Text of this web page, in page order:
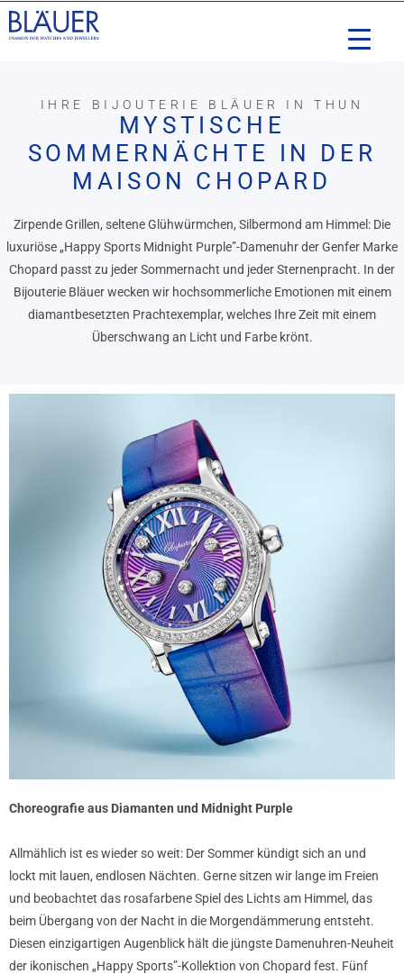
IHRE BIJOUTERIE BLÄUER IN THUN
MYSTISCHE
SOMMERNÄCHTE IN DER
MAISON CHOPARD
Zirpende Grillen, seltene Glühwürmchen, Silbermond am Himmel: Die
luxuriöse „Happy Sports Midnight Purple”-Damenuhr der Genfer Marke
Chopard passt zu jeder Sommernacht und jeder Sternenpracht. In der
Bijouterie Bläuer wecken wir hochsommerliche Emotionen mit einem
diamantbesetzten Prachtexemplar, welches Ihre Zeit mit einem
Überschwang an Licht und Farbe krönt.
Choreografie aus Diamanten und Midnight Purple
Allmählich ist es wieder so weit: Der Sommer kündigt sich an und
lockt mit lauen, endlosen Nächten. Gerne sitzen wir lange im Freien
und beobachtet das rosafarbene Spiel des Lichts am Himmel, das
beim Übergang von der Nacht in die Morgendämmerung entsteht.
Diesen einzigartigen Augenblick hält die jüngste Damenuhren-Neuheit
der ikonischen „Happy Sports”-Kollektion von Chopard fest. Fünf